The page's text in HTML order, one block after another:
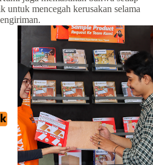
untuk mencegah kerusakan selama